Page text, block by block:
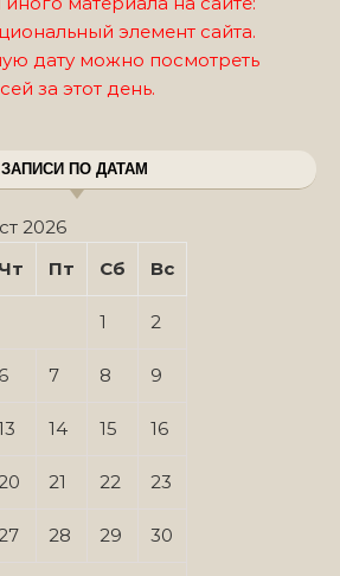
элемент сайта.
дату можно посмотреть
за этот день.
ЗАПИСИ ПО ДАТАМ
2026
Чт Пт Сб Вс
1 2
6 7 8 9
14 15 16
21 22 23
28 29 30